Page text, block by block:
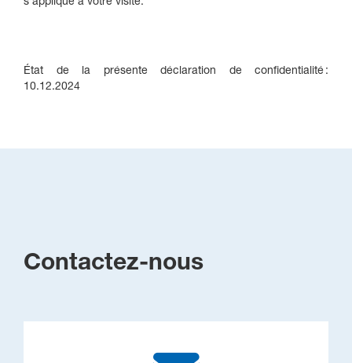
s'applique à votre visite.
État de la présente déclaration de confidentialité :
10.12.2024
Contactez-nous